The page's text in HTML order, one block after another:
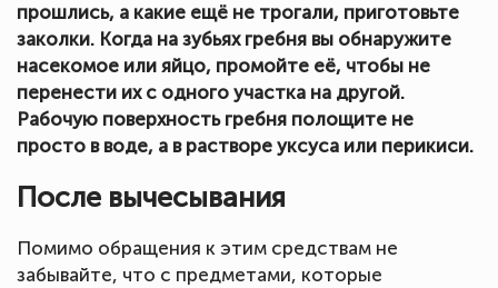
прошлись, а какие ещё не трогали, приготовьте
заколки. Когда на зубьях гребня вы обнаружите
насекомое или яйцо, промойте её, чтобы не
перенести их с одного участка на другой.
Рабочую поверхность гребня полощите не
просто в воде, а в растворе уксуса или перикиси.
После вычесывания
Помимо обращения к этим средствам не
забывайте, что с предметами, которые